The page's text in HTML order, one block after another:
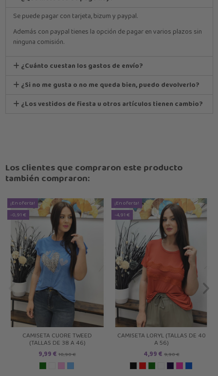
Se puede pagar con tarjeta, bizum y paypal.
Además con paypal tienes la opción de pagar en varios plazos sin
ninguna comisión.
¿Cuánto cuestan los gastos de envío?
¿Si no me gusta o no me queda bien, puedo devolverlo?
¿Los vestidos de fiesta u otros artículos tienen cambio?
Los clientes que compraron este producto
también compraron:
¡En oferta!
-0,91 €
CAMISETA CUORE TWEED
(TALLAS DE 38 A 46)
9,99 € 10,90 €
¡En oferta!
-4,91 €
CAMISETA LORYL (TALLAS DE 40
A 56)
4,99 € 9,90 €